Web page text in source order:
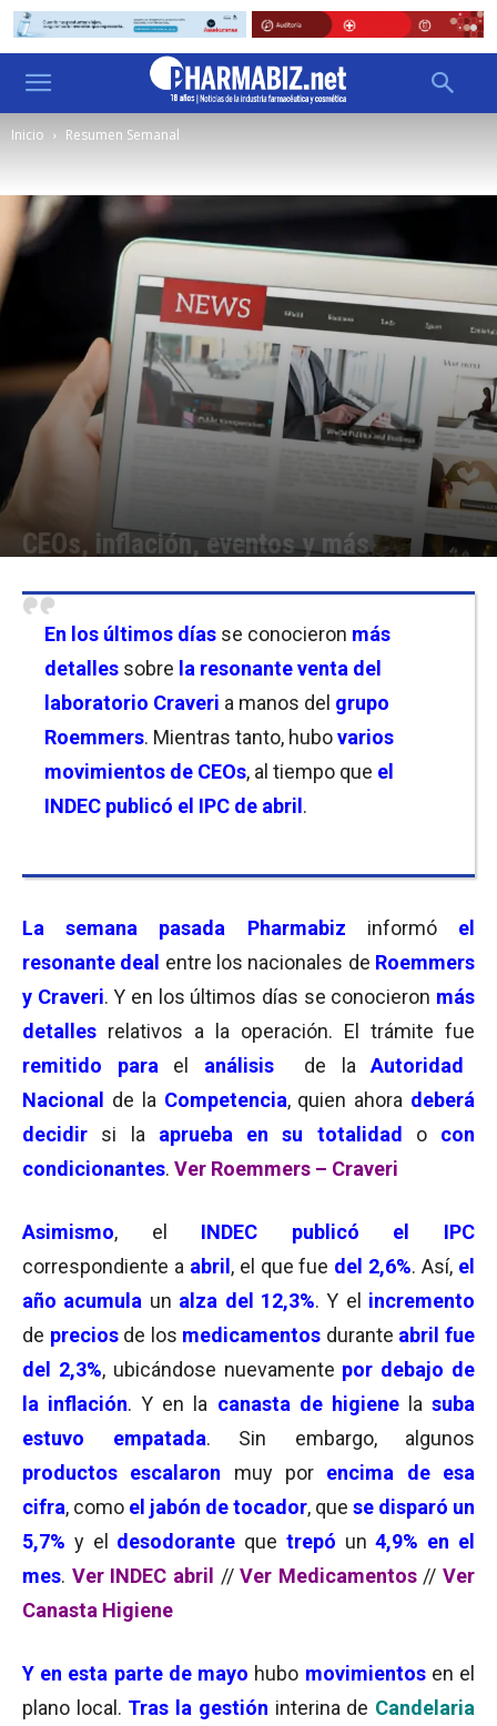
Inicio Resumen Semanal
CEOs, inflación, eventos y más
En los últimos días se conocieron más
detalles sobre la resonante venta del
laboratorio Craveri a manos del grupo
Roemmers. Mientras tanto, hubovarios
movimientos de CEOs, al tiempo que el
INDEC publicó el IPC de abril .
La semana pasada Pharmabiz informó el
resonante deal entre los nacionales de Roemmers
y Craveri. Y en los últimos días se conocieron más
detalles relativos a la operación. El trámite fue
remitido para el análisis de laAutoridad
Nacional
de la Competencia, quien ahora deberá
decidir si la aprueba en su totalidad ocon
condicionantes. Ver Roemmers – Craveri
Asimismo, el INDEC publicó el IPC
correspondiente a abril , el que fue del 2,6%. Así, el
año acumula un alza del 12,3%. Y el incremento
de precios de los medicamentos durante abril fue
del 2,3%, ubicándose nuevamente por debajo de
la inflación. Y en la canasta de higiene la suba
estuvo empatada. Sin embargo, algunos
productos escalaron muy por encima de esa
cifra, como el jabón de tocador, que se disparó un
5,7% y el desodorante que trepó un4,9% en el
mes. Ver INDEC abril //Ver Medicamentos // Ver
Canasta Higiene
Y en esta parte de mayo hubo movimientosen el
plano local. Tras la gestión interina de Candelaria